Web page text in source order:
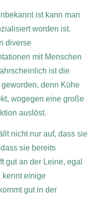
ist kann man
worden ist.
diverse
mit Menschen
ist die
denn Kühe
wogegen eine große
auslöst.
nicht nur auf, dass sie
sie bereits
gut an der Leine, egal
kennt einige
gut in der